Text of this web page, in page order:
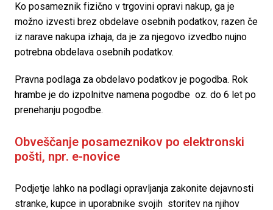
Ko posameznik fizično v trgovini opravi nakup, ga je
možno izvesti brez obdelave osebnih podatkov, razen če
iz narave nakupa izhaja, da je za njegovo izvedbo nujno
potrebna obdelava osebnih podatkov.
Pravna podlaga za obdelavo podatkov je pogodba. Rok
hrambe je do izpolnitve namena pogodbe  oz. do 6 let po
prenehanju pogodbe.
Obveščanje posameznikov po elektronski
pošti, npr. e-novice
Podjetje lahko na podlagi opravljanja zakonite dejavnosti
stranke, kupce in uporabnike svojih  storitev na njihov